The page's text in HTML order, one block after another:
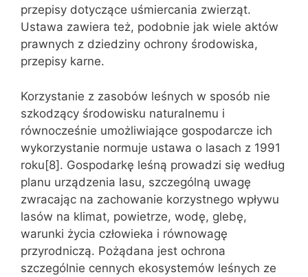
przepisy dotyczące uśmiercania zwierząt.
Ustawa zawiera też, podobnie jak wiele aktów
prawnych z dziedziny ochrony środowiska,
przepisy karne.
Korzystanie z zasobów leśnych w sposób nie
szkodzący środowisku naturalnemu i
równocześnie umożliwiające gospodarcze ich
wykorzystanie normuje ustawa o lasach z 1991
roku[8]. Gospodarkę leśną prowadzi się według
planu urządzenia lasu, szczególną uwagę
zwracając na zachowanie korzystnego wpływu
lasów na klimat, powietrze, wodę, glebę,
warunki życia człowieka i równowagę
przyrodniczą. Pożądana jest ochrona
szczególnie cennych ekosystemów leśnych ze